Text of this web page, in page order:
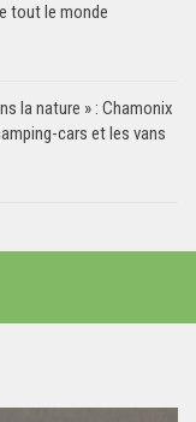
tout le monde
la nature » : Chamonix
cars et les vans